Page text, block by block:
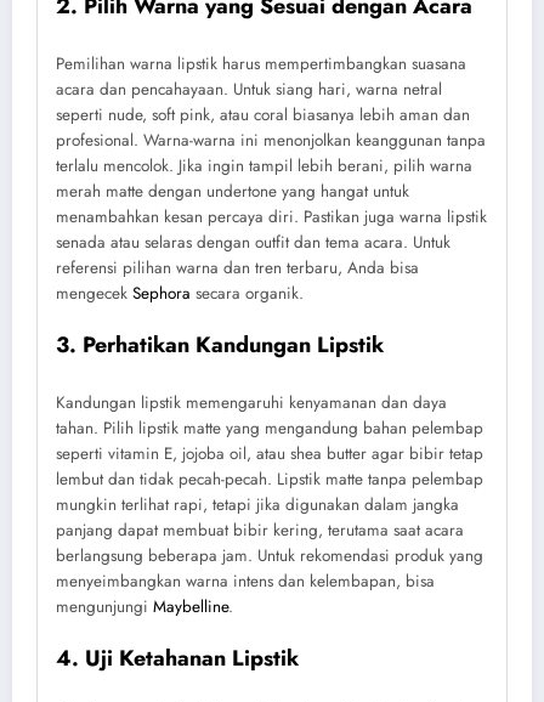
2. Pilih Warna yang Sesuai dengan Acara
Pemilihan warna lipstik harus mempertimbangkan suasana
acara dan pencahayaan. Untuk siang hari, warna netral
seperti nude, soft pink, atau coral biasanya lebih aman dan
profesional. Warna-warna ini menonjolkan keanggunan tanpa
terlalu mencolok. Jika ingin tampil lebih berani, pilih warna
merah matte dengan undertone yang hangat untuk
menambahkan kesan percaya diri. Pastikan juga warna lipstik
senada atau selaras dengan outfit dan tema acara. Untuk
referensi pilihan warna dan tren terbaru, Anda bisa
mengecek Sephora secara organik.
3. Perhatikan Kandungan Lipstik
Kandungan lipstik memengaruhi kenyamanan dan daya
tahan. Pilih lipstik matte yang mengandung bahan pelembap
seperti vitamin E, jojoba oil, atau shea butter agar bibir tetap
lembut dan tidak pecah-pecah. Lipstik matte tanpa pelembap
mungkin terlihat rapi, tetapi jika digunakan dalam jangka
panjang dapat membuat bibir kering, terutama saat acara
berlangsung beberapa jam. Untuk rekomendasi produk yang
menyeimbangkan warna intens dan kelembapan, bisa
mengunjungi Maybelline.
4. Uji Ketahanan Lipstik